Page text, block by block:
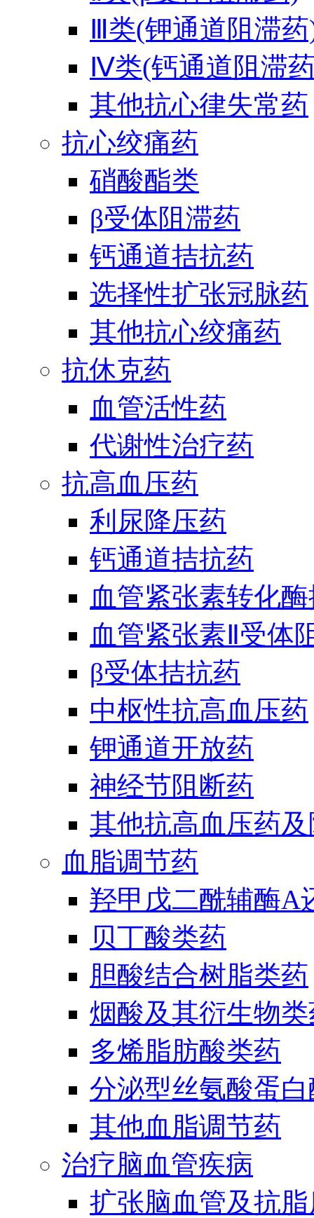
Ⅲ类(钾通道阻滞
Ⅳ类(钙通道阻滞
其他抗心律失常药
抗心绞痛药
硝酸酯类
β受体阻滞药
钙通道拮抗药
选择性扩张冠脉药
其他抗心绞痛药
抗休克药
血管活性药
代谢性治疗药
抗高血压药
利尿降压药
钙通道拮抗药
血管紧张素转化
血管紧张素Ⅱ受体
β受体拮抗药
中枢性抗高血压药
钾通道开放药
神经节阻断药
其他抗高血压药
血脂调节药
羟甲戊二酰辅酶A
贝丁酸类药
胆酸结合树脂类药
烟酸及其衍生物
多烯脂肪酸类药
分泌型丝氨酸蛋
其他血脂调节药
治疗脑血管疾病
扩张脑血管及抗